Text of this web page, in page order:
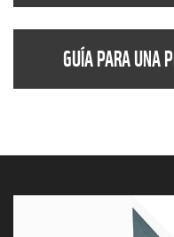
GUÍA PARA UNA